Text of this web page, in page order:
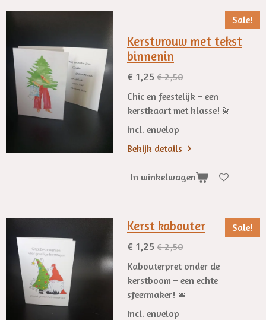
Sale!
Kerstvrouw met tekst
binnenin
€ 1,25 € 2,50
Chic en feestelijk – een
kerstkaart met klasse! 💫
incl. envelop
Bekijk details
In winkelwagen
Sale!
Kerst kabouter
€ 1,25 € 2,50
Kabouterpret onder de
kerstboom – een echte
sfeermaker! 🎄
Incl. envelop